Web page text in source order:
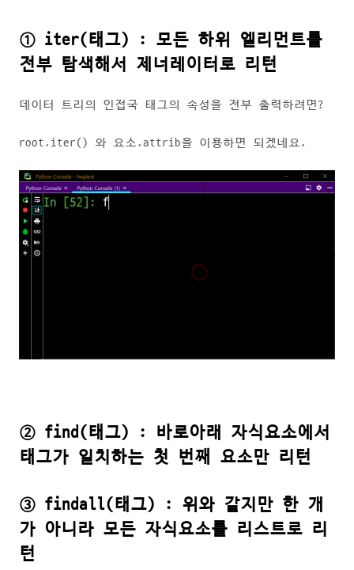
① iter(태그) : 모든 하위 엘리먼트를
전부 탐색해서 제너레이터로 리턴
데이터 트리의 인접국 태그의 속성을 전부 출력하려면?
root.iter() 와 요소.attrib을 이용하면 되겠네요.
② find(태그) : 바로아래 자식요소에서
태그가 일치하는 첫 번째 요소만 리턴
③ findall(태그) : 위와 같지만 한 개
가 아니라 모든 자식요소를 리스트로 리
턴